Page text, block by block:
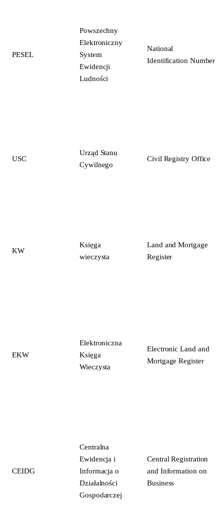
PESEL
Powszechny
Elektroniczny
System
Ewidencji
Ludności
National
Identification Number
USC
Urząd Stanu
Cywilnego
Civil Registry Office
KW
Księga
wieczysta
Land and Mortgage
Register
EKW
Elektroniczna
Księga
Wieczysta
Electronic Land and
Mortgage Register
CEIDG
Centralna
Ewidencja i
Informacja o
Działalności
Gospodarczej
Central Registration
and Information on
Business